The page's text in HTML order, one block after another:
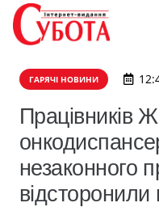
ГАРЯЧІ НОВИНИ
Працівників
незаконного
відсторонили